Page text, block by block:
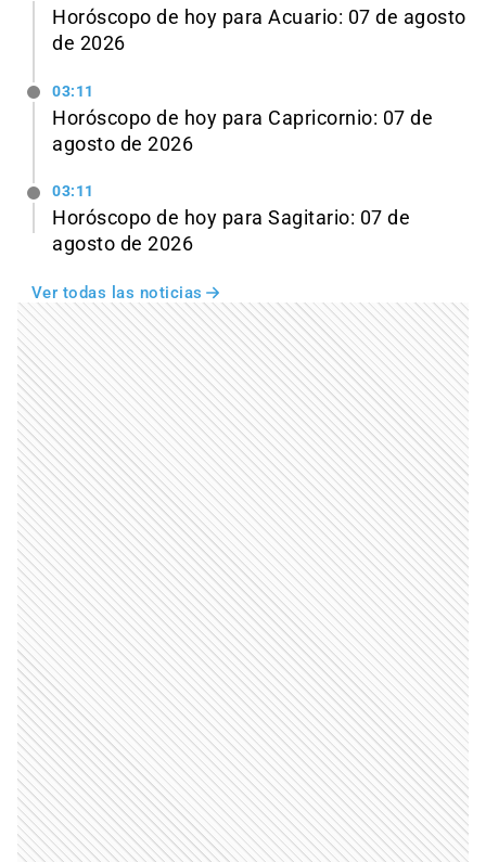
Horóscopo de hoy para Acuario: 07 de agosto
de 2026
03:11
Horóscopo de hoy para Capricornio: 07 de
agosto de 2026
03:11
Horóscopo de hoy para Sagitario: 07 de
agosto de 2026
Ver todas las noticias